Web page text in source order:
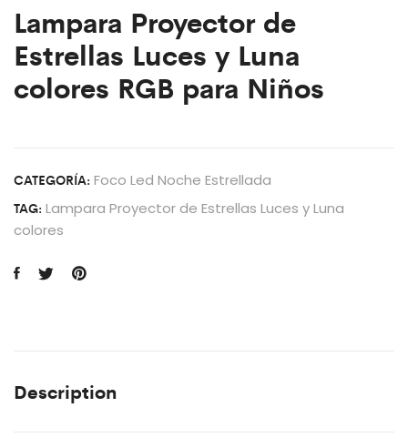
Lampara Proyector de
Estrellas Luces y Luna
colores RGB para Niños
CATEGORÍA: Foco Led Noche Estrellada
TAG: Lampara Proyector de Estrellas Luces y Luna
colores
Description